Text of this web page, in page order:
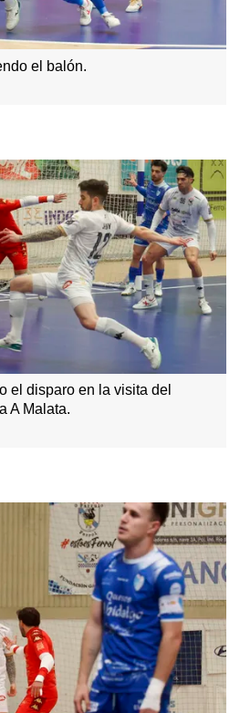
el balón.
el disparo en la visita del
A Malata.